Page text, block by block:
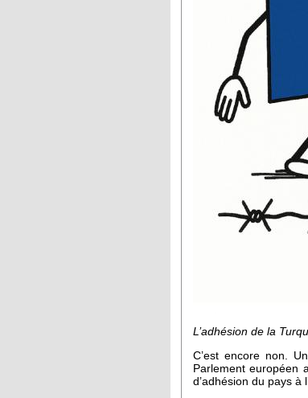
L’adhésion de la
C’est encore non.
Parlement européen
d’adhésion du pays à